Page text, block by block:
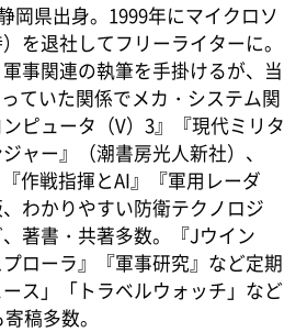
岡県出身。1999年にマイクロソ
を退社してフリーライターに。
事関連の執筆を手掛けるが、当
ていた関係でメカ・システム関
ピュータ（V）3』『現代ミリタ
ャー』（潮書房光人新社）、
『作戦指揮とAI』『軍用レーダ
わかりやすい防衛テクノロジ
著書・共著多数。『Jウイン
ローラ』『軍事研究』など定期
ス」「トラベルウォッチ」など
稿多数。